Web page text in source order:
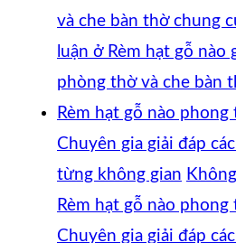
và che bàn thờ chung
luận ở Rèm hạt gỗ nào
phòng thờ và che bàn
Rèm hạt gỗ nào
Chuyên gia giải đáp
từng không gian
Rèm hạt gỗ nào
Chuyên gia giải đáp